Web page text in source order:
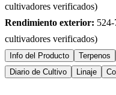
cultivadores verificados)
Rendimiento exterior:
cultivadores verificados)
Info del Producto Terpenos
Diario de Cultivo
Linaje